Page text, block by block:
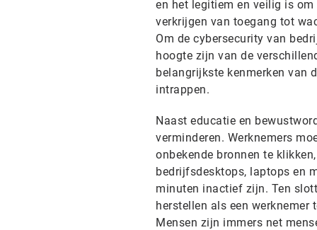
en het legitiem en veilig is
verkrijgen van toegang tot
Om de cybersecurity van
hoogte zijn van de
belangrijkste kenmerken van
intrappen.
Naast educatie en
verminderen. Werknemers
onbekende bronnen te
bedrijfsdesktops, laptops en
minuten inactief zijn. Ten
herstellen als een
Mensen zijn immers net